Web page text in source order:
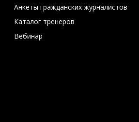
Анкеты гражданских журналистов
Каталог тренеров
Вебинар